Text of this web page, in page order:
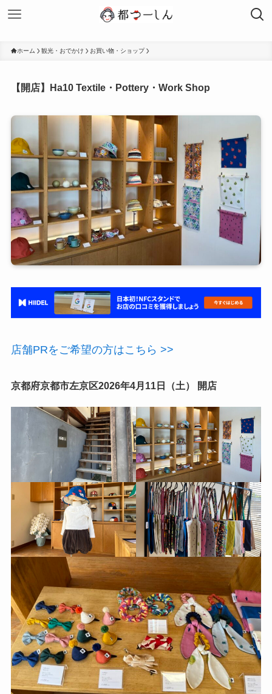
ホーム 観光・おでかけ お買い物・ショップ
【開店】Ha10 Textile・Pottery・Work Shop
店舗PRをご希望の方はこちら >>
京都府京都市左京区2026年4月11日（土） 開店